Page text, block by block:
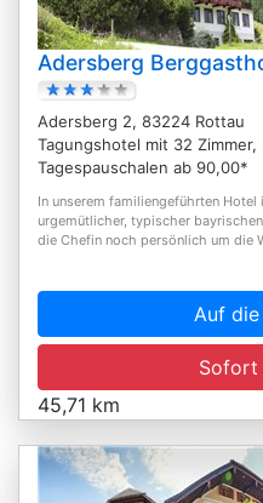
Adersberg
Adersberg 2, 83224 Rottau
Tagungshotel mit 32 Zimmer,
Tagespauschalen ab 90,00*
In unserem familiengeführten
urgemütlicher, typischer
die Chefin noch persönlich um die
Auf
Sofort
45,71 km